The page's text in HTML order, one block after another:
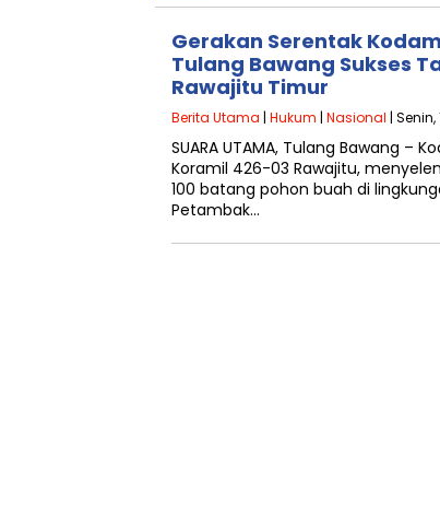
Gerakan Serentak
Tulang Bawang Sukses
Rawajitu Timur
Berita Utama | Hukum | Nasional |
SUARA UTAMA, Tulang Bawang –
Koramil 426-03 Rawajitu,
100 batang pohon buah di
Petambak…